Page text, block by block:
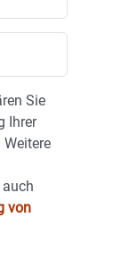
Sie
Ihrer
auch
von